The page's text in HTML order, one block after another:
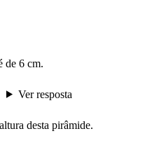
de 6 cm.
Ver resposta
desta pirâmide.